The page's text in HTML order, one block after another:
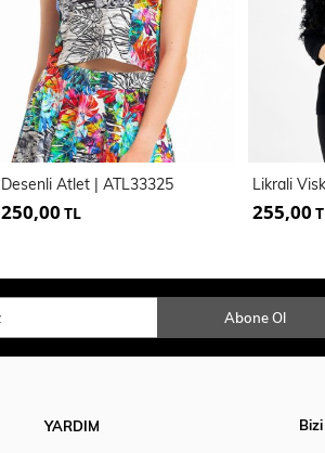
Desenli Atlet | ATL33325
250,00 TL
Likrali
255,00
Abone Ol
YARDIM